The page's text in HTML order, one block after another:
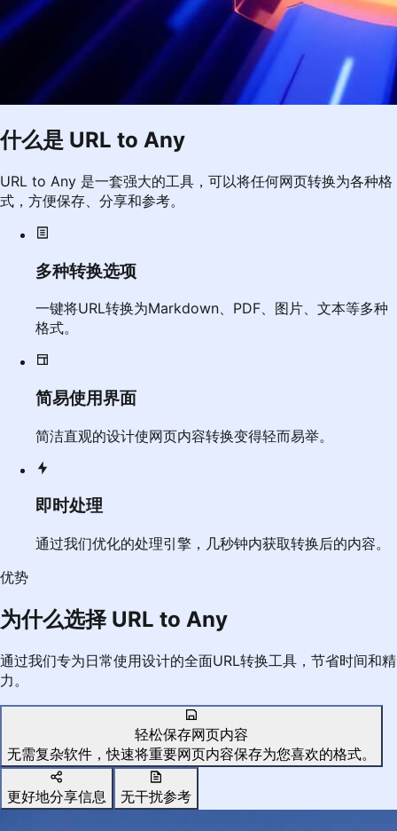
什么是 URL to Any
URL to Any 是一套强大的工具，可以将任何网页转换为各种格
式，方便保存、分享和参考。
多种转换选项
一键将URL转换为Markdown、PDF、图片、文本等多种
格式。
简易使用界面
简洁直观的设计使网页内容转换变得轻而易举。
即时处理
通过我们优化的处理引擎，几秒钟内获取转换后的内容。
优势
为什么选择 URL to Any
通过我们专为日常使用设计的全面URL转换工具，节省时间和精
力。
轻松保存网页内容
无需复杂软件，快速将重要网页内容保存为您喜欢的格式。
更好地分享信息 无干扰参考